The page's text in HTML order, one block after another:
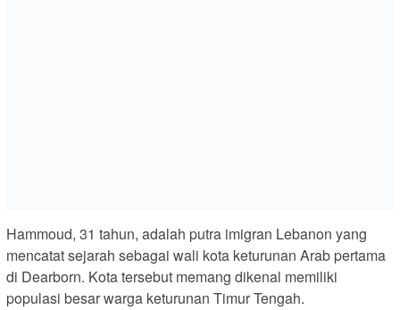
Hammoud, 31 tahun, adalah putra imigran Lebanon yang
mencatat sejarah sebagai wali kota keturunan Arab pertama
di Dearborn. Kota tersebut memang dikenal memiliki
populasi besar warga keturunan Timur Tengah.